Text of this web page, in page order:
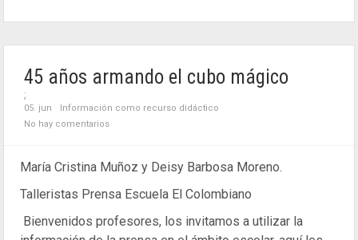
45 años armando el cubo mágico
;
05. jun
Información como recurso didáctico
No hay comentarios
María Cristina Muñoz y Deisy Barbosa Moreno.
Talleristas Prensa Escuela El Colombiano
Bienvenidos profesores, los invitamos a utilizar la